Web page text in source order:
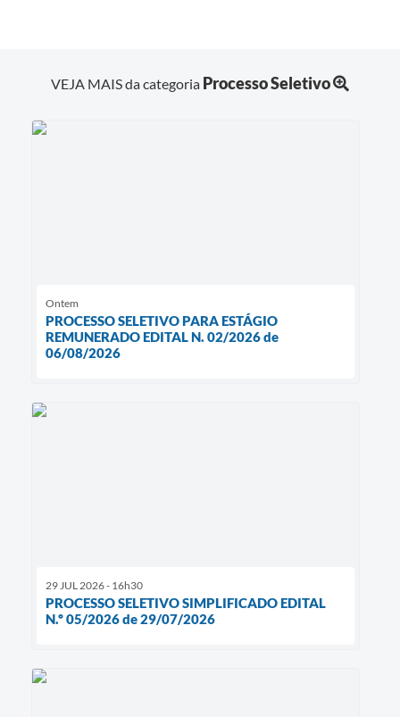
VEJA MAIS da categoria Processo Seletivo
Ontem
PROCESSO SELETIVO PARA ESTÁGIO
REMUNERADO EDITAL N. 02/2026 de
06/08/2026
29 JUL 2026 - 16h30
PROCESSO SELETIVO SIMPLIFICADO EDITAL
N.º 05/2026 de 29/07/2026